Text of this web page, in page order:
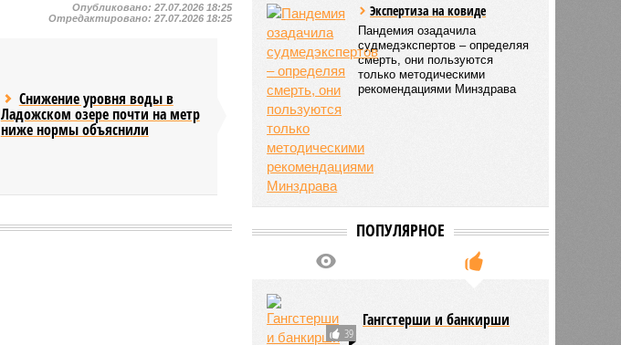
Опубликовано:27.07.2026 18:25
Отредактировано:27.07.2026 18:25
Снижение уровня воды в
Ладожском озере почти на метр
ниже нормы объяснили
Экспертиза на ковиде
Пандемия озадачила
судмедэкспертов – определяя
смерть, они пользуются
только методическими
рекомендациями Минздрава
ПОПУЛЯРНОЕ
39
Гангстерши и банкирши